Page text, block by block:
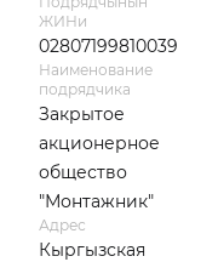
ЖИНи
02807199810039
Наименование
подрядчика
Закрытое
акционерное
общество
"Монтажник"
Адрес
Кыргызская